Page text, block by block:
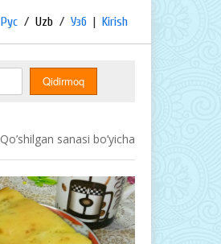
Рус / Uzb / Узб | Kirish
Qo’shilgan sanasi bo’yicha